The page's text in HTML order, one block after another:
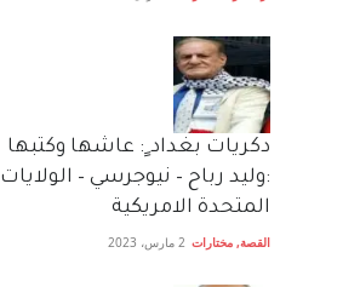
دكريات بغداد ٍ: عاشها وكتبها
:وليد رباح – نيوجرسي – الولايات
المتحدة الامريكية
القصة, مختارات 2 مارس، 2023